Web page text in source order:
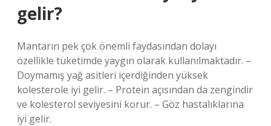
gelir?
Mantarın pek çok önemli faydasından dolayı
özellikle tüketimde yaygın olarak kullanılmaktadır. –
Doymamış yağ asitleri içerdiğinden yüksek
kolesterole iyi gelir. – Protein açısından da zengindir
ve kolesterol seviyesini korur. – Göz hastalıklarına
iyi gelir.